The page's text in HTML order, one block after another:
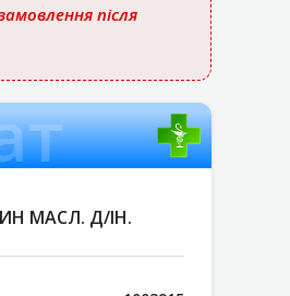
після
МАСЛ. Д/ІН.